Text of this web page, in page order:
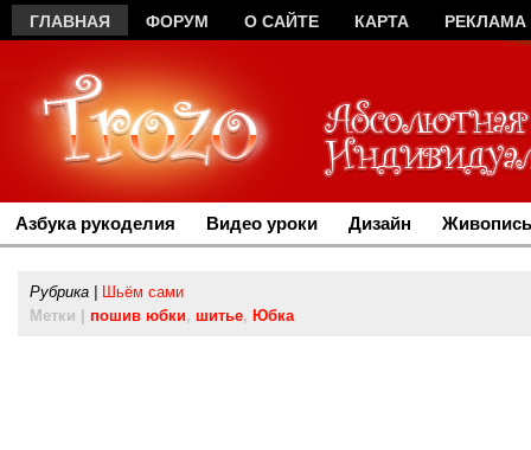
ГЛАВНАЯ ФОРУМ О САЙТЕ КАРТА РЕКЛАМА
Азбука рукоделия Видео уроки Дизайн
Рубрика |
Шьём сами
Метки | пошив юбки, шитье, Юбка